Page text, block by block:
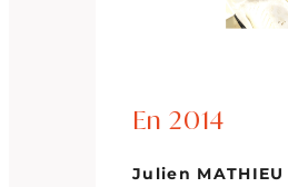
En 2014
Julien MATHIEU